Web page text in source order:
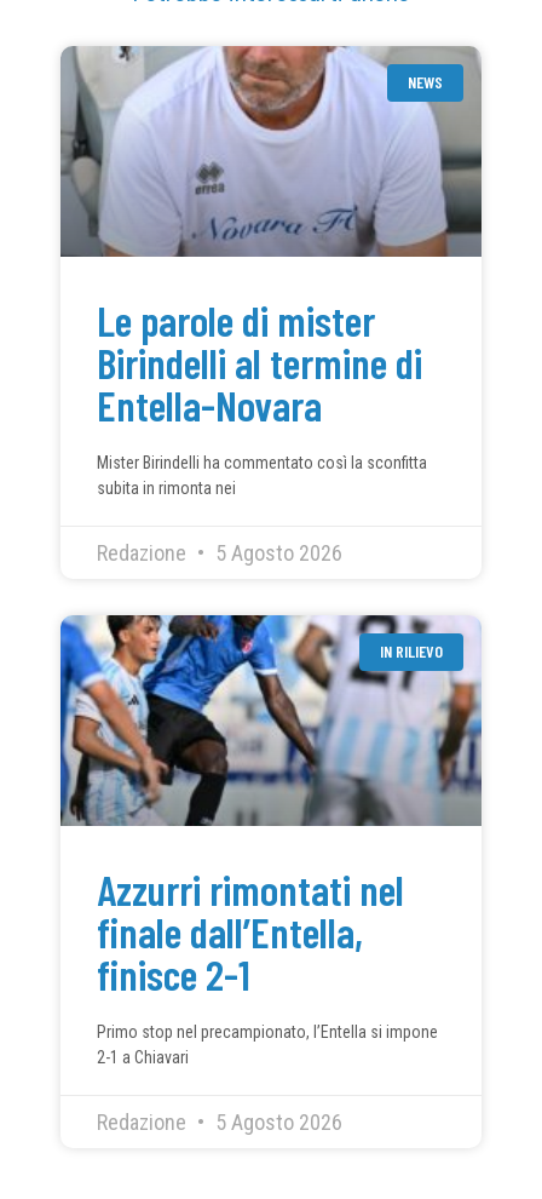
NEWS
Le parole di mister
Birindelli al termine di
Entella-Novara
Mister Birindelli ha commentato così la sconfitta
subita in rimonta nei
Redazione 5 Agosto 2026
IN RILIEVO
Azzurri rimontati nel
finale dall’Entella,
finisce 2-1
Primo stop nel precampionato, l’Entella si impone
2-1 a Chiavari
Redazione 5 Agosto 2026